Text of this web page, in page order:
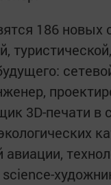
186 новых
3D-печати в
авиации,
science-